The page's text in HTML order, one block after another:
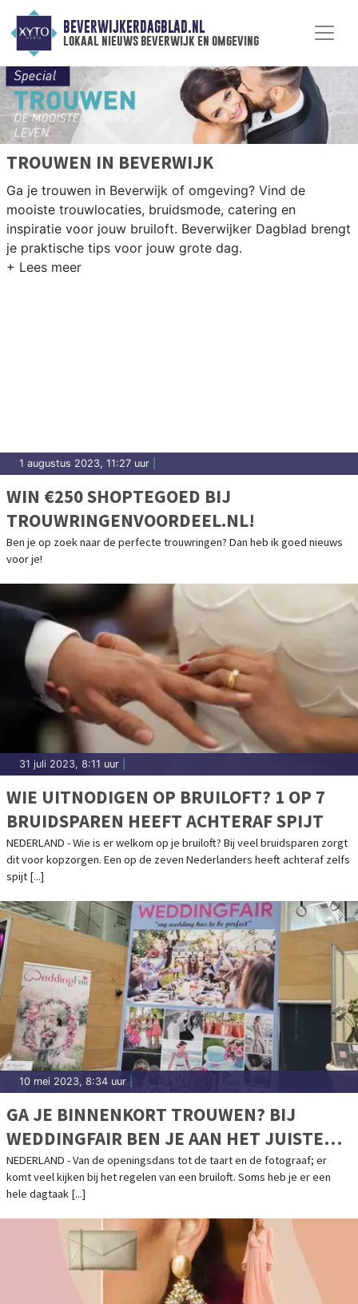
BEVERWIJKERDAGBLAD.NL
lokaal nieuws beverwijk en omgeving
TROUWEN IN BEVERWIJK
Ga je trouwen in Beverwijk of omgeving? Vind de
mooiste trouwlocaties, bruidsmode, catering en
inspiratie voor jouw bruiloft. Beverwijker Dagblad brengt
je praktische tips voor jouw grote dag.
1 augustus 2023, 11:27 uur
WIN €250 SHOPTEGOED BIJ
TROUWRINGENVOORDEEL.NL!
Ben je op zoek naar de perfecte trouwringen? Dan heb ik goed nieuws
voor je!
31 juli 2023, 8:11 uur
WIE UITNODIGEN OP BRUILOFT? 1 OP 7
BRUIDSPAREN HEEFT ACHTERAF SPIJT
NEDERLAND - Wie is er welkom op je bruiloft? Bij veel bruidsparen zorgt
dit voor kopzorgen. Een op de zeven Nederlanders heeft achteraf zelfs
spijt [...]
10 mei 2023, 8:34 uur
GA JE BINNENKORT TROUWEN? BIJ
WEDDINGFAIR BEN JE AAN HET JUISTE
ADRES!
NEDERLAND - Van de openingsdans tot de taart en de fotograaf; er
komt veel kijken bij het regelen van een bruiloft. Soms heb je er een
hele dagtaak [...]